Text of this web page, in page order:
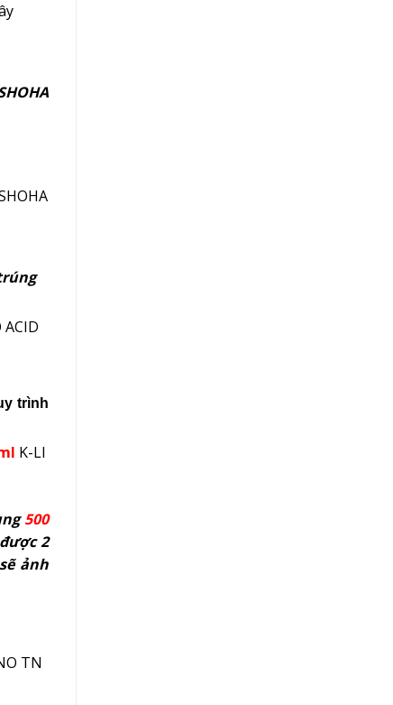
trình
K-LI
500
2
ảnh
TN